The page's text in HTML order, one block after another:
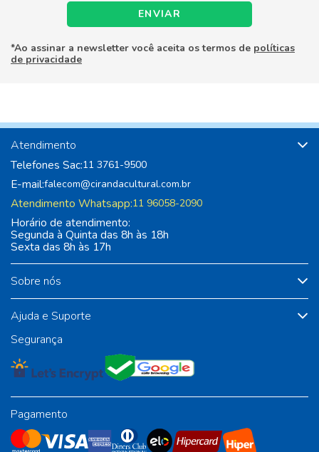
ENVIAR
*Ao assinar a newsletter você aceita os termos de políticas
de privacidade
Sobre nós
Ajuda e Suporte
Atendimento
Telefones Sac:11 3761-9500
E-mail:falecom@cirandacultural.com.br
Atendimento Whatsapp:11 96058-2090
Horário de atendimento:
Segunda à Quinta das 8h às 18h
Sexta das 8h às 17h
Segurança
Pagamento